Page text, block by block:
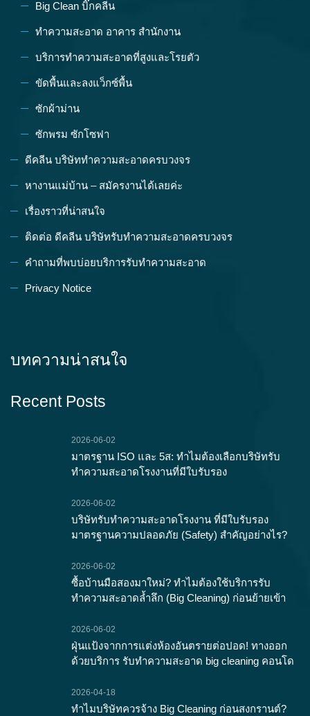
Big Clean บิ๊กคลีน
ทำความสะอาด อาคาร สำนักงาน
บริการทำความสะอาดที่สูงและโรยตัว
ขัดพื้นและลงแว็กซ์พื้น
ซักผ้าม่าน
ซักพรม ซักโซฟา
ดีคลีน บริษัททำความสะอาดครบวงจร
หางานแม่บ้าน – สมัครงานได้เลยค่ะ
เรื่องราวที่น่าสนใจ
ติดต่อ ดีคลีน บริษัทรับทำความสะอาดครบวงจร
คำถามที่พบบ่อยบริการรับทำความสะอาด
Privacy Notice
บทความน่าสนใจ
Recent Posts
2026-06-02
มาตรฐาน ISO และ 5ส: ทำไมต้องเลือกบริษัทรับ
ทำความสะอาดโรงงานที่มีใบรับรอง
2026-06-02
บริษัทรับทำความสะอาดโรงงาน ที่มีใบรับรอง
มาตรฐานความปลอดภัย (Safety) สำคัญอย่างไร?
2026-06-02
ซื้อบ้านมือสองมาใหม่? ทำไมต้องใช้บริการรับ
ทำความสะอาดล้ำลึก (Big Cleaning) ก่อนย้ายเข้า
2026-06-02
ฝุ่นแป้งจากการแต่งห้องอันตรายต่อปอด! ทางออก
ด้วยบริการ รับทำความสะอาด big cleaning คอนโด
2026-04-18
ทำไมบริษัทควรจ้าง Big Cleaning ก่อนสงกรานต์?